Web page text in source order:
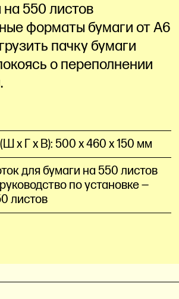
550 листов
форматы бумаги от A6
пачку бумаги
о переполнении
x Г x В): 500 x 460 x 150 мм
для бумаги на 550 листов
по установке —
листов